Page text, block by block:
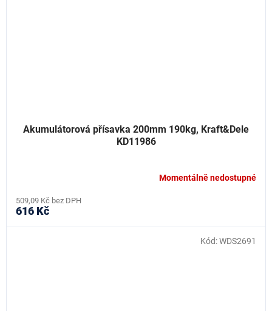
Akumulátorová přísavka 200mm 190kg, Kraft&Dele
KD11986
Momentálně nedostupné
509,09 Kč bez DPH
616 Kč
Kód:WDS2691